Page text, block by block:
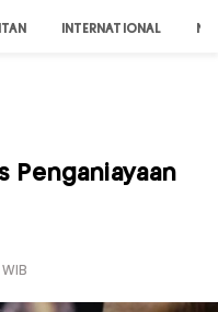
INTERNATIONAL
Penganiayaan